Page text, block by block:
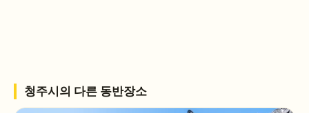
청주시 의 다른 동반장소